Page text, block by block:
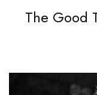
The Good